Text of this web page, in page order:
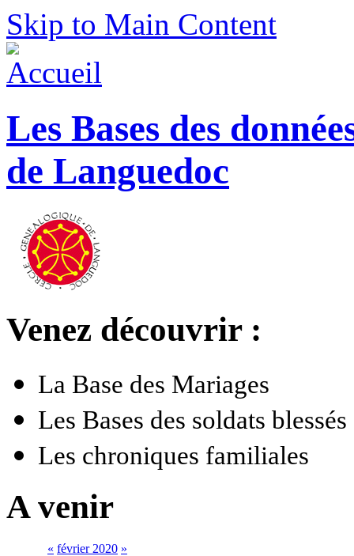
Skip to Main Content
Les Bases des
de Languedoc
Venez découvrir :
La Base des Mariages
Les Bases des soldats
Les chroniques familiales
A venir
« février 2020 »